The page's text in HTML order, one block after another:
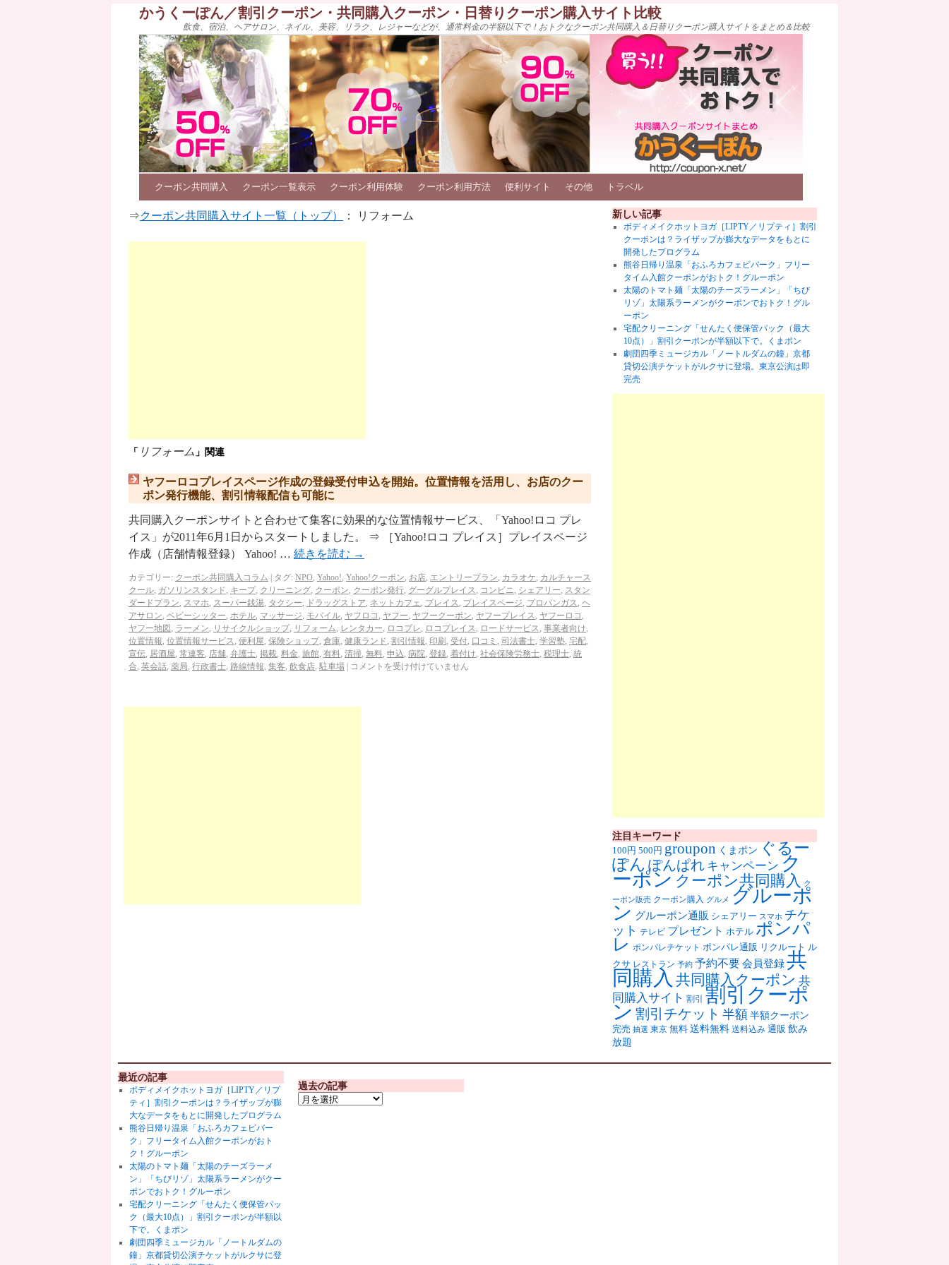
かうくーぽん／割引クーポン・共同購入クーポン・日替りクーポン購入サイト比較
飲食、宿泊、ヘアサロン、ネイル、美容、リラク、レジャーなどが、通常料金の半額以下で！おトクなクーポン共同購入＆日替りクーポン購入サイトをまとめ＆比較
クーポン共同購入 クーポン一覧表示 クーポン利用体験 クーポン利用方法 便利サイト その他 トラベル
⇒クーポン共同購入サイト一覧（トップ） ： リフォーム
「 リフォーム 」関連
ヤフーロコプレイスページ作成の登録受付申込を開始。位置情報を活用し、お店のクー
ポン発行機能、割引情報配信も可能に
共同購入クーポンサイトと合わせて集客に効果的な位置情報サービス、「Yahoo!ロコ プレ
イス」が2011年6月1日からスタートしました。 ⇒ ［Yahoo!ロコ プレイス］プレイスページ
作成（店舗情報登録） Yahoo! … 続きを読む →
カテゴリー: クーポン共同購入コラム タグ: NPO, Yahoo!, Yahoo!クーポン, お店, エントリープラン, カラオケ, カルチャース
クール, ガソリンスタンド, キープ, クリーニング, クーポン, クーポン発行, グーグルプレイス, コンビニ, シェアリー, スタン
ダードプラン, スマホ, スーパー銭湯, タクシー, ドラッグストア, ネットカフェ , プレイス, プレイスページ, プロパンガス, ヘ
アサロン, ベビーシッター, ホテル, マッサージ, モバイル, ヤフロコ , ヤフー, ヤフークーポン, ヤフープレイス, ヤフーロコ ,
ヤフー地図 , ラーメン, リサイクルショップ, リフォーム, レンタカー, ロコプレ, ロコプレイス, ロードサービス, 事業者向け,
位置情報, 位置情報サービス, 便利屋, 保険ショップ, 倉庫, 健康ランド, 割引情報, 印刷 , 受付, 口コミ , 司法書士, 学習塾, 宅配,
宣伝, 居酒屋, 常連客, 店舗, 弁護士, 掲載, 料金, 旅館, 有料, 清掃, 無料, 申込, 病院, 登録, 着付け, 社会保険労務士, 税理士, 統
合, 英会話, 薬局, 行政書士, 路線情報, 集客, 飲食店, 駐車場 コメントを受け付けていません
新しい記事
ボディメイクホットヨガ［LIPTY／リプティ］割引
クーポンは？ライザップが膨大なデータをもとに
開発したプログラム
熊谷日帰り温泉「おふろカフェビバーク」フリー
タイム入館クーポンがおトク！グルーポン
太陽のトマト麺「太陽のチーズラーメン」「ちび
リゾ」太陽系ラーメンがクーポンでおトク！グル
ーポン
宅配クリーニング「せんたく便保管パック（最大
10点）」割引クーポンが半額以下で。くまポン
劇団四季ミュージカル「ノートルダムの鐘」京都
貸切公演チケットがルクサに登場。東京公演は即
完売
注目キーワード
100円 500円 groupon くまポン ぐるー
ぽん ぽんぱれ キャンペーン ク
ーポン クーポン共同購入 ク
ーポン販売 クーポン購入 グルメ グルーポ
ン グルーポン通販 シェアリー スマホ チケ
ット テレビ プレゼント ホテル ポンパ
レ ポンパレチケット ポンパレ通販 リクルート ル
クサ レストラン 予約 予約不要会員登録共
同購入 共同購入クーポン 共
同購入サイト 割引 割引クーポ
ン 割引チケット 半額 半額クーポン
完売 抽選 東京 無料 送料無料 送料込み 通販 飲み
放題
最近の記事
ボディメイクホットヨガ［LIPTY／リプ
ティ］割引クーポンは？ライザップが膨
大なデータをもとに開発したプログラム
熊谷日帰り温泉「おふろカフェビバー
ク」フリータイム入館クーポンがおト
ク！グルーポン
太陽のトマト麺「太陽のチーズラーメ
ン」「ちびリゾ」太陽系ラーメンがクー
ポンでおトク！グルーポン
宅配クリーニング「せんたく便保管パッ
ク（最大10点）」割引クーポンが半額以
下で。くまポン
劇団四季ミュージカル「ノートルダムの
鐘」京都貸切公演チケットがルクサに登
過去の記事